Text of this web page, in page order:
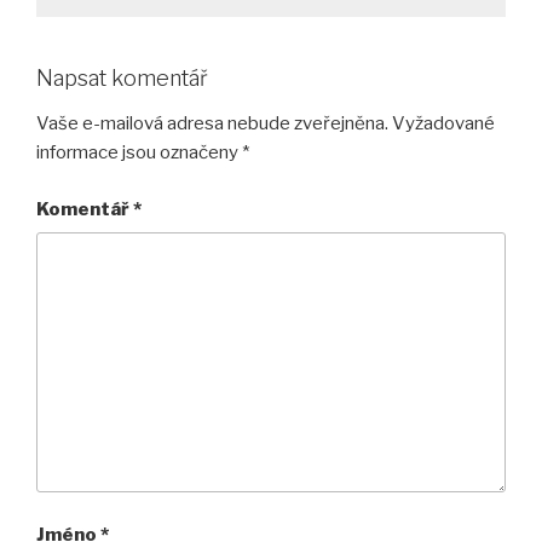
Napsat komentář
Vaše e-mailová adresa nebude zveřejněna. Vyžadované
informace jsou označeny *
Komentář*
Jméno *